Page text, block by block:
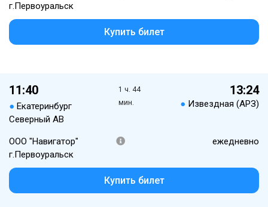
г.Первоуральск
Купить билет
11:40
● Екатеринбург
Северный АВ
1 ч. 44
мин.
13:24
● Извездная (АРЗ)
ООО "Навигатор"
г.Первоуральск
ежедневно
Купить билет